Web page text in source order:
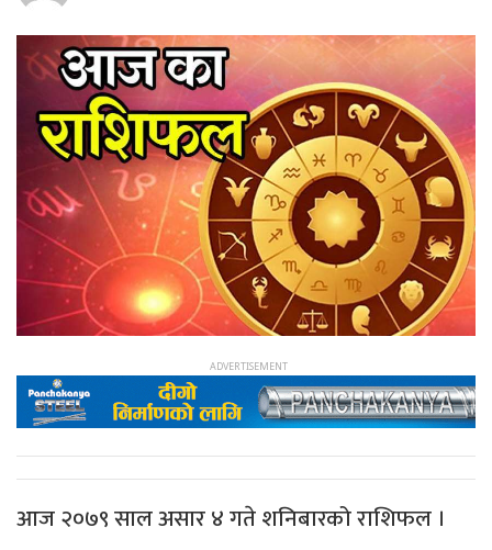
आज २०७९ साल असार ४ गते शनिबारको राशिफल ।